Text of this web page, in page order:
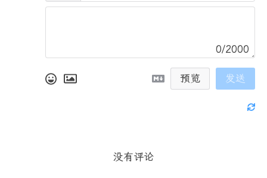
0/2000
预览 发送
没有评论